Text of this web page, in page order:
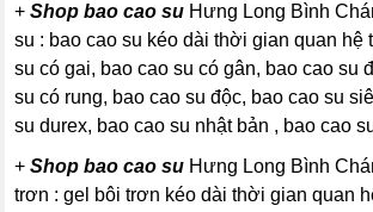
+ Shop bao cao su Hưng Long Bình
su : bao cao su kéo dài thời gian quan hệ
su có gai, bao cao su có gân, bao cao su
su có rung, bao cao su độc, bao cao su
su durex, bao cao su nhật bản , bao cao
+Shop bao cao su Hưng Long Bình
trơn : gel bôi trơn kéo dài thời gian quan